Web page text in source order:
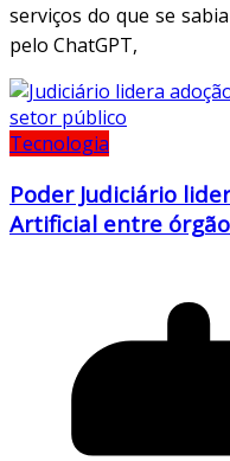
serviços do que se
pelo ChatGPT,
Tecnologia
Poder Judiciário
Artificial entre